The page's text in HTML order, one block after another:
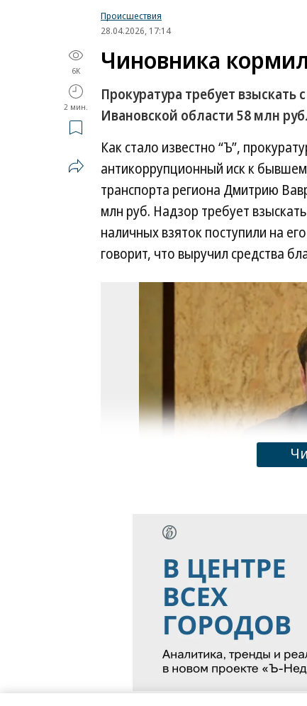
Происшествия
28.04.2026, 17:14
6K
2 мин.
Чиновника
Прокуратура требует
Ивановской области 58 млн
Как стало известно “Ъ”,
антикоррупционный иск к
транспорта региона Дмитрию
млн руб. Надзор требует
наличных взяток поступили на
говорит, что выручил средства
Дмитрий Вавринчук
Фото: Департамент дорожного
Прокурор области Андрей
Вавринчуку, бывшему
региона. В настоящее время